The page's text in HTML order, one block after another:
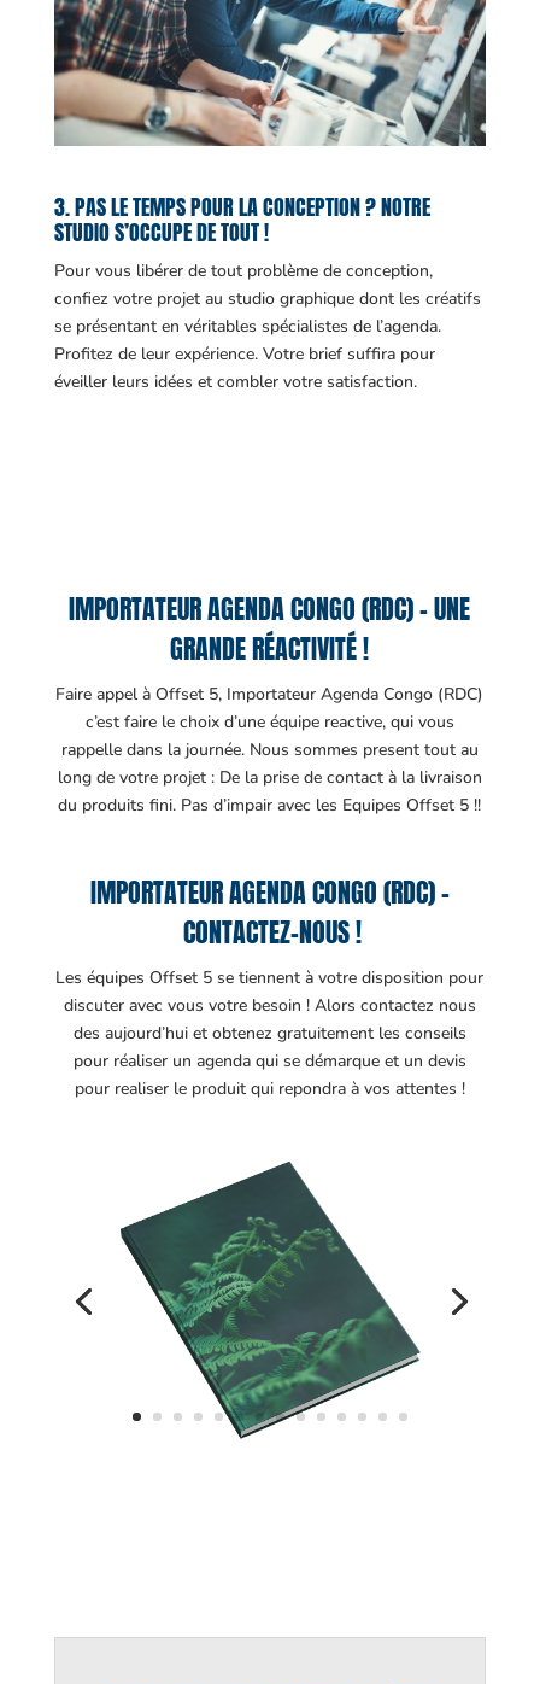
3. PAS LE TEMPS POUR LA CONCEPTION ? NOTRE
STUDIO S’OCCUPE DE TOUT !
Pour vous libérer de tout problème de conception,
confiez votre projet au studio graphique dont les créatifs
se présentant en véritables spécialistes de l’agenda.
Profitez de leur expérience. Votre brief suffira pour
éveiller leurs idées et combler votre satisfaction.
IMPORTATEUR AGENDA CONGO (RDC) – UNE
GRANDE RÉACTIVITÉ !
Faire appel à Offset 5, Importateur Agenda Congo (RDC)
c’est faire le choix d’une équipe reactive, qui vous
rappelle dans la journée. Nous sommes present tout au
long de votre projet : De la prise de contact à la livraison
du produits fini. Pas d’impair avec les Equipes Offset 5 !!
IMPORTATEUR AGENDA CONGO (RDC) –
CONTACTEZ-NOUS !
Les équipes Offset 5 se tiennent à votre disposition pour
discuter avec vous votre besoin ! Alors contactez nous
des aujourd’hui et obtenez gratuitement les conseils
pour réaliser un agenda qui se démarque et un devis
pour realiser le produit qui repondra à vos attentes !